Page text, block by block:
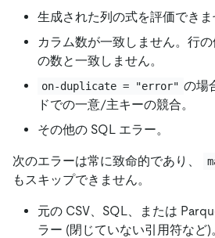
生成された列の式を評価できま
カラム数が一致しません。行
の数と一致しません。
on-duplicate = "error" の場
ドでの一意/主キーの競合。
その他の SQL エラー。
次のエラーは常に致命的であり、
もスキップできません。
元の CSV、SQL、または
ラー (閉じていない引用符など)